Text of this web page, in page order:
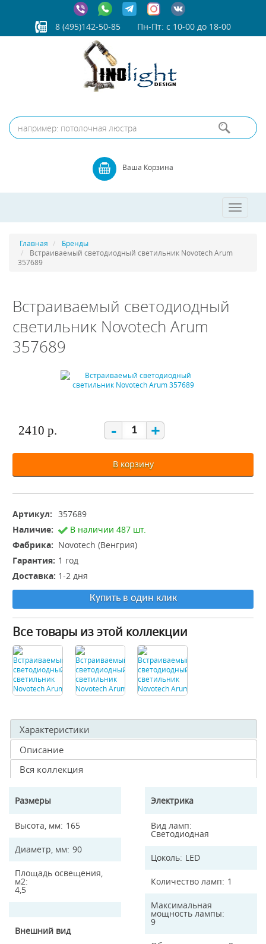
8 (495)142-50-85 Пн-Пт: с 10-00 до 18-00
Ваша Корзина
Toggle
Главная
Бренды
Встраиваемый светодиодный светильник Novotech Arum
357689
Встраиваемый светодиодный
светильник Novotech Arum
357689
2410 р. - +
В корзину
Артикул: 357689
Наличие:
В наличии 487 шт.
Фабрика: Novotech (Венгрия)
Гарантия: 1 год
Доставка: 1-2 дня
Купить в один клик
Все товары из этой коллекции
Характеристики
Описание
Вся коллекция
Размеры
Высота, мм 165
Диаметр, мм 90
Площадь освещения,
м2
4,5
Внешний вид
Электрика
Вид ламп
Светодиодная
Цоколь LED
Количество ламп 1
Максимальная
мощность лампы
9